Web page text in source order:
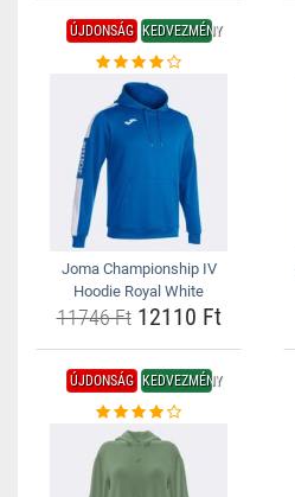
ÚJDONSÁG KEDVEZMÉNY
Joma Championship IV
Hoodie Royal White
11746 Ft12110 Ft
ÚJDONSÁG KEDVEZMÉNY